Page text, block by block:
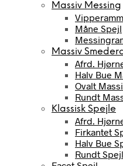
Massiv Messing
Måne Spejl
Massiv
Afrd.
Halv Bue
Ovalt
Rundt
Klassisk Spejle
Afrd.
Firkantet
Halv Bue
Rundt Spejl